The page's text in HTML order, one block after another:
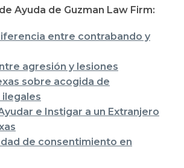
Ayuda de Guzman Law Firm:
entre contrabando y
agresión y lesiones
sobre acogida de
e Instigar a un Extranjero
de consentimiento en